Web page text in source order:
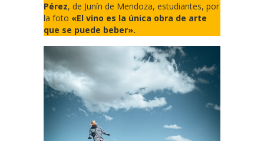
Pérez, de Junín de Mendoza, estudiantes, por
la foto «El vino es la única obra de arte
que se puede beber».